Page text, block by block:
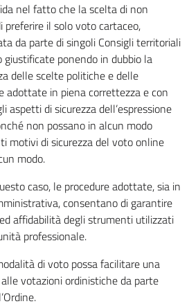
nel fatto che la scelta di non
il solo voto cartaceo,
da parte di singoli Consigli territoriali
giustificate ponendo in dubbio la
delle scelte politiche e delle
adottate in piena correttezza e con
aspetti di sicurezza dell’espressione
non possano in alcun modo
motivi di sicurezza del voto online
modo.
caso, le procedure adottate, sia in
consentano di garantire
affidabilità degli strumenti utilizzati
professionale.
di voto possa facilitare una
votazioni ordinistiche da parte